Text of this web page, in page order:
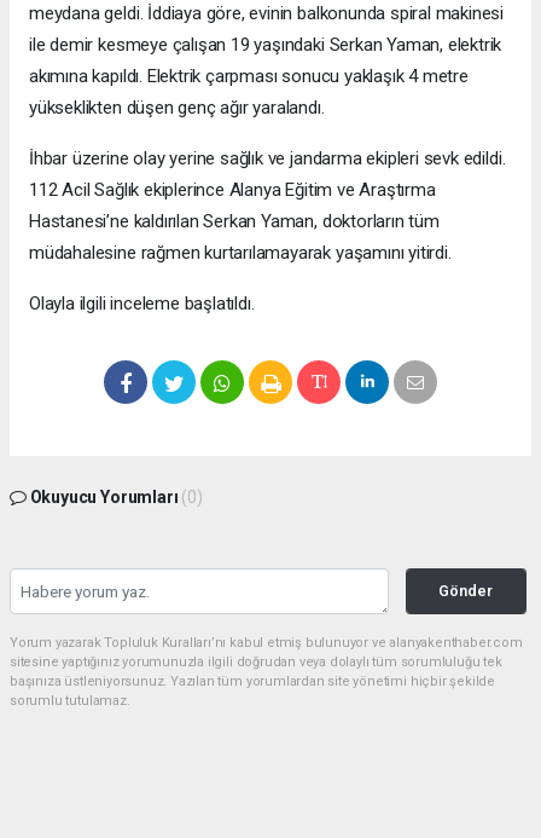
meydana geldi. İddiaya göre, evinin balkonunda spiral makinesi
ile demir kesmeye çalışan 19 yaşındaki Serkan Yaman, elektrik
akımına kapıldı. Elektrik çarpması sonucu yaklaşık 4 metre
yükseklikten düşen genç ağır yaralandı.
İhbar üzerine olay yerine sağlık ve jandarma ekipleri sevk edildi.
112 Acil Sağlık ekiplerince Alanya Eğitim ve Araştırma
Hastanesi’ne kaldırılan Serkan Yaman, doktorların tüm
müdahalesine rağmen kurtarılamayarak yaşamını yitirdi.
Olayla ilgili inceleme başlatıldı.
Okuyucu Yorumları (0)
Gönder
Yorum yazarak Topluluk Kuralları’nı kabul etmiş bulunuyor ve alanyakenthaber.com
sitesine yaptığınız yorumunuzla ilgili doğrudan veya dolaylı tüm sorumluluğu tek
başınıza üstleniyorsunuz. Yazılan tüm yorumlardan site yönetimi hiçbir şekilde
sorumlu tutulamaz.